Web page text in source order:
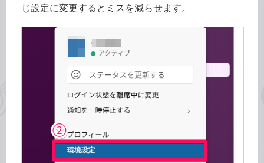
じ設定に変更するとミスを減らせます。